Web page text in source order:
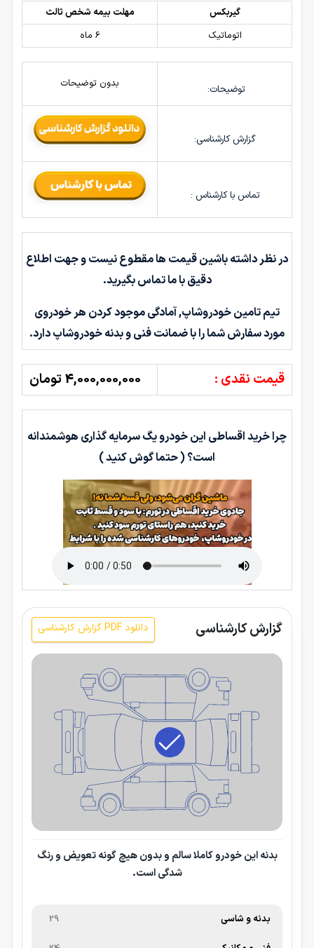
گیربکس
مهلت بیمه شخص ثالث
اتوماتیک
6 ماه
توضیحات: بدون توضیحات
گزارش کارشناسی:
تماس با کارشناس :
در نظر داشته باشین قیمت ها مقطوع نیست و جهت اطلاع
دقیق با ما تماس بگیرید.
تیم تامین خودروشاپ, آمادگی موجود کردن هر خودروی
مورد سفارش شما را با ضمانت فنی و بدنه خودروشاپ دارد.
قیمت نقدی : 4,000,000,000 تومان
چرا خرید اقساطی این خودرو یگ سرمایه گذاری هوشمندانه
است؟ ( حتما گوش کنید )
گزارش کارشناسی دانلود PDF گزارش کارشناسی
بدنه این خودرو کاملا سالم و بدون هیچ گونه تعویض و رنگ
شدگی است.
بدنه و شاسی 29